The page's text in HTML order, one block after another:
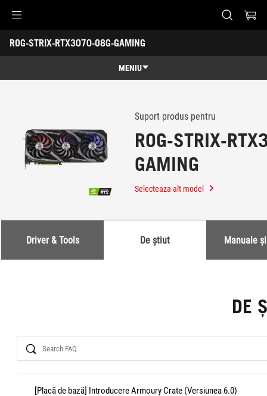
Accessibility links
Skip to content
Accessibility Help
Skip to Menu
ASUS Footer
ROG-STRIX-RTX3070-O8G-GAMING
-
MENIU
Premii
Galerie
Suport produs pentru
ROG-STRIX-
GAMING
Selecteaza alt model
Driver & Tools De știut Manuale
DE
Search
[Placă de bază] Introducere Armoury Crate (Versiunea 6.0)